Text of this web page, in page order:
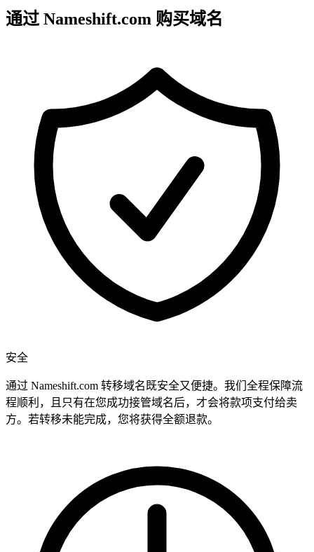
通过 Nameshift.com 购买域名
安全
通过 Nameshift.com 转移域名既安全又便捷。我们全程保障流
程顺利，且只有在您成功接管域名后，才会将款项支付给卖
方。若转移未能完成，您将获得全额退款。